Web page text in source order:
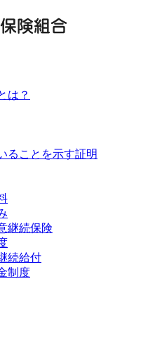
は？
ることを示す証明
継続保険
続給付
制度